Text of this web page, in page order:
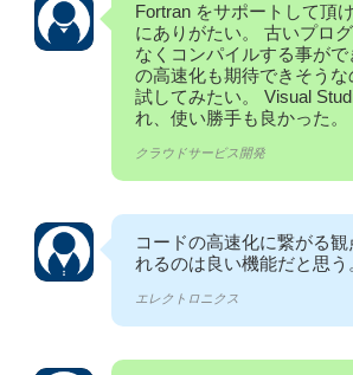
Fortran をサポートして頂
にありがたい。 古いプロ
なくコンパイルする事がで
の高速化も期待できそうな
試してみたい。 Visual
れ、使い勝手も良かった。
クラウドサービス開発
コードの高速化に繋がる観
れるのは良い機能だと思う
エレクトロニクス